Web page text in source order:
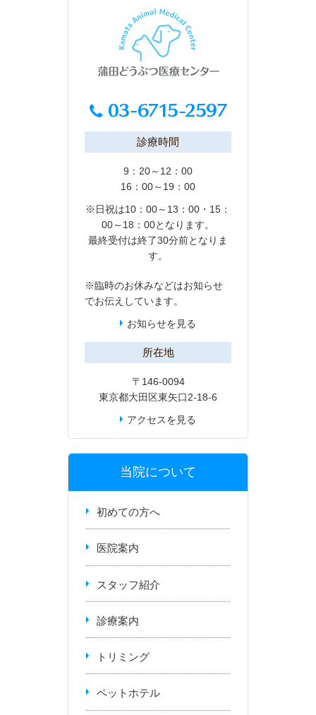
診療時間
9：20～12：00
16：00～19：00
※日祝は10：00～13：00・15：
00～18：00となります。
最終受付は終了30分前となりま
す。
※臨時のお休みなどはお知らせ
でお伝えしています。
お知らせを見る
所在地
〒146-0094
東京都大田区東矢口2-18-6
アクセスを見る
当院について
初めての方へ
医院案内
スタッフ紹介
診療案内
トリミング
ペットホテル